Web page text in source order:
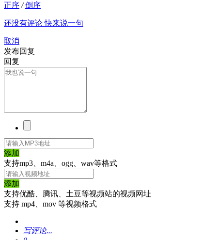
正序 / 倒序
还没有评论 快来说一句
取消
发布回复
回复
添加
支持mp3、m4a、ogg、wav等格式
添加
支持优酷、腾讯、土豆等视频站的视频网址
支持 mp4、mov 等视频格式
写评论...